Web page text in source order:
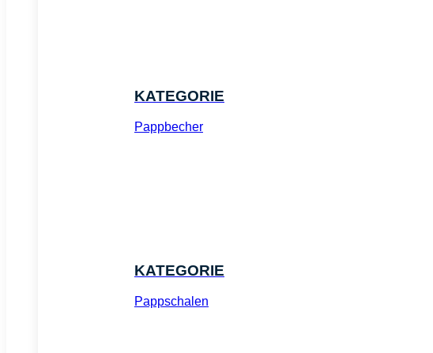
KATEGORIE
Pappbecher
KATEGORIE
Pappschalen